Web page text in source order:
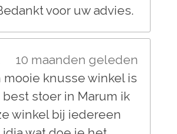
voor uw advies.
10 maanden geleden
mooie knusse winkel is
stoer in Marum ik
winkel bij iedereen